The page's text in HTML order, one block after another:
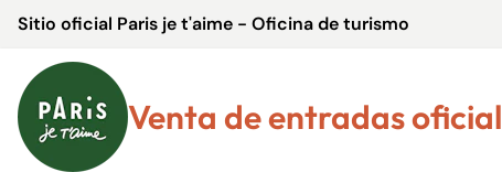
Sitio oficial Paris je t'aime - Oficina de turismo
Venta de entradas oficial